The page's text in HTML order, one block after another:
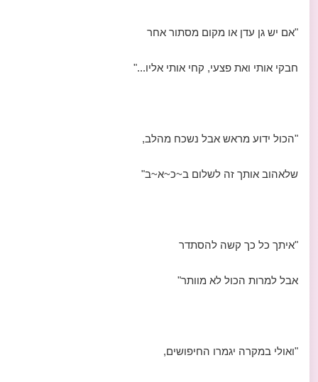
"אם יש גן עדן או מקום מסתור אחר
חבקי אותי ואת פצעי, קחי אותי אליו..."
"הכול ידוע מראש אבל נשכח מהלב,
שלאהוב אותך זה לשלום ב~כ~א~ב"
"איתך כל כך קשה להסתדר
אבל למרות הכול לא מוותר"
"ואולי במקרה יגמרו החיפושים,